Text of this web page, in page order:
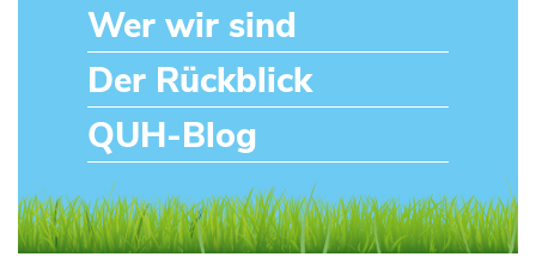
Wer wir sind
Der Rückblick
QUH-Blog